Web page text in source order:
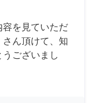
を見ていただ
ん頂けて、知
ございまし